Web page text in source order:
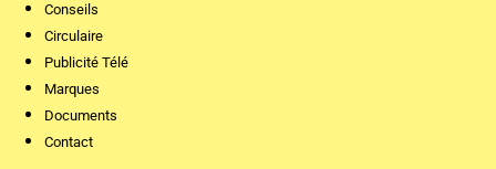
Conseils
Circulaire
Publicité Télé
Marques
Documents
Contact